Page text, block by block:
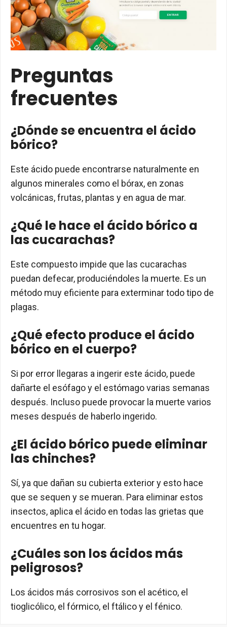
Preguntas
frecuentes
¿Dónde se encuentra el ácido
bórico?
Este ácido puede encontrarse naturalmente en
algunos minerales como el bórax, en zonas
volcánicas, frutas, plantas y en agua de mar.
¿Qué le hace el ácido bórico a
las cucarachas?
Este compuesto impide que las cucarachas
puedan defecar, produciéndoles la muerte. Es un
método muy eficiente para exterminar todo tipo de
plagas.
¿Qué efecto produce el ácido
bórico en el cuerpo?
Si por error llegaras a ingerir este ácido, puede
dañarte el esófago y el estómago varias semanas
después. Incluso puede provocar la muerte varios
meses después de haberlo ingerido.
¿El ácido bórico puede eliminar
las chinches?
Sí, ya que dañan su cubierta exterior y esto hace
que se sequen y se mueran. Para eliminar estos
insectos, aplica el ácido en todas las grietas que
encuentres en tu hogar.
¿Cuáles son los ácidos más
peligrosos?
Los ácidos más corrosivos son el acético, el
tioglicólico, el fórmico, el ftálico y el fénico.